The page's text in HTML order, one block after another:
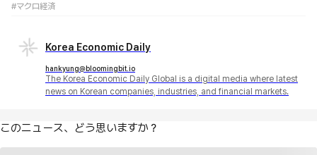
#マクロ経済
Korea Economic Daily
hankyung@bloomingbit.io
The Korea Economic Daily Global is a digital media where latest
news on Korean companies, industries, and financial markets.
このニュース、どう思いますか？